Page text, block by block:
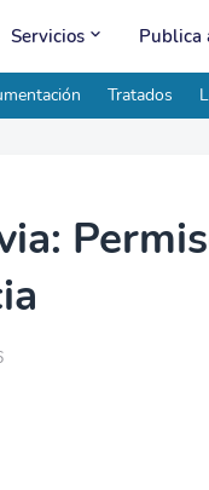
Servicios Publica
Tratados